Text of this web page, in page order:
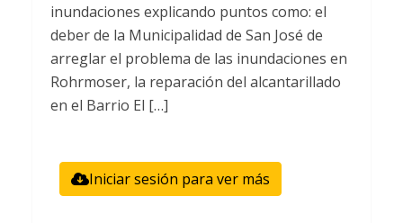
inundaciones explicando puntos como: el
deber de la Municipalidad de San José de
arreglar el problema de las inundaciones en
Rohrmoser, la reparación del alcantarillado
en el Barrio El […]
Iniciar sesión para ver más